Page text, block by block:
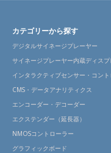
カテゴリーから探す
デジタルサイネージプレーヤー
サイネージプレーヤー内蔵ディスプ
インタラクティブセンサー・コン
CMS・データアナリティクス
エンコーダー・デコーダー
エクステンダー（延長器）
NMOSコントローラー
グラフィックボード